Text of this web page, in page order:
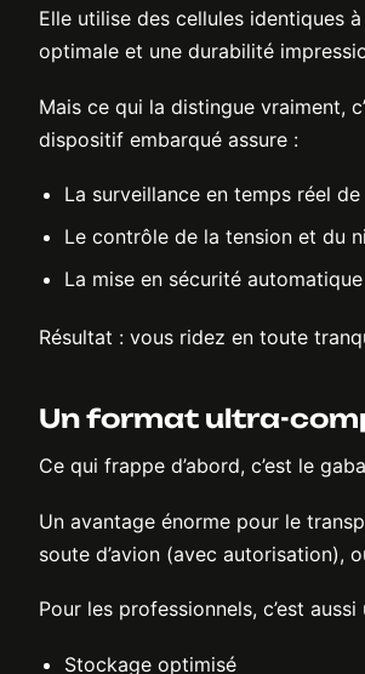
Elle utilise des cellules identiques
optimale et une durabilité
Mais ce qui la distingue vraiment,
dispositif embarqué assure :
La surveillance en temps réel
Le contrôle de la tension et du
La mise en sécurité automatique
Résultat : vous ridez en toute
Un format ultra-
Ce qui frappe d’abord, c’est le
Un avantage énorme pour le
soute d’avion (avec autorisation),
Pour les professionnels, c’est
Stockage optimisé